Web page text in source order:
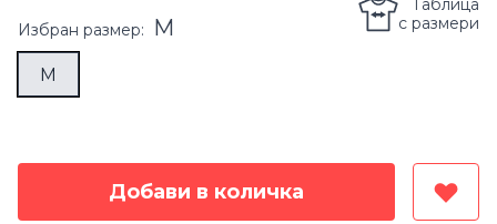
Избран размер: M
M
Таблица
с размери
Добави в количка